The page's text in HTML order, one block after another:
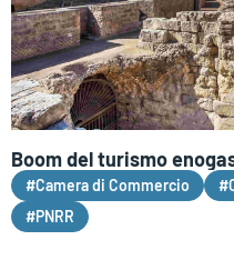
Boom del turismo
#Camera di Commercio
#PNRR